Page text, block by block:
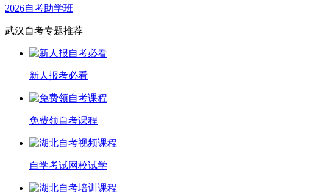
2026自考助学班
武汉自考专题推荐
新人报考必看
免费领自考课程
自学考试网校试学